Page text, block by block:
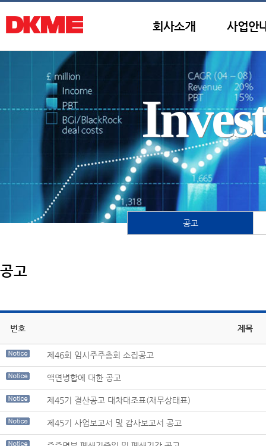
회사소개 사업안
공고
공고
번호 제목
제46회 임시주주총회 소집공고
액면병합에 대한 공고
제45기 결산공고 대차대조표(재무상태표)
제45기 사업보고서 및 감사보고서 공고